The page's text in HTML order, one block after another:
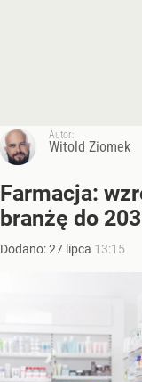
Autor:
Witold Ziomek
Farmacja:
branżę do
Dodano:27 lipca 13:15